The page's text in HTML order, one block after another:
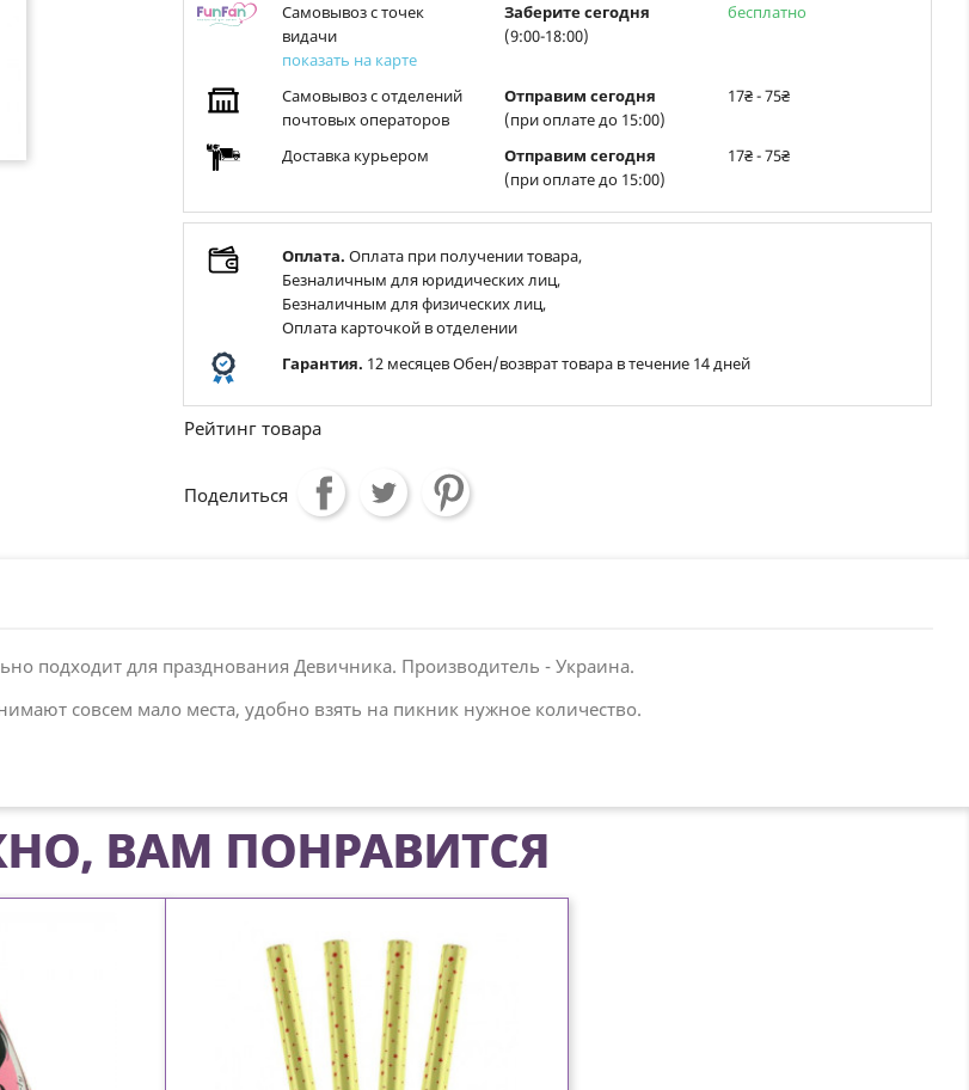
Самовывоз с точек
видачи
показать на карте
Заберите сегодня
(9:00-18:00)
бесплатно
Самовывоз с отделений
почтовых операторов
Отправим сегодня
(при оплате до 15:00)
17₴ - 75₴
Доставка курьером
Отправим сегодня
(при оплате до 15:00)
17₴ - 75₴
Оплата. Оплата при получении товара,
Безналичным для юридических лиц,
Безналичным для физических лиц,
Оплата карточкой в отделении
Гарантия. 12 месяцев Обен/возврат товара в течение 14 дней
Рейтинг товара
Поделиться
подходит для празднования Девичника. Производитель - Украина.
совсем мало места, удобно взять на пикник нужное количество.
ВАМ ПОНРАВИТСЯ